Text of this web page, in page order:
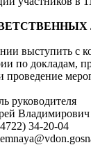
выступить с
по докладам,
проведение
руководителя
34-20-04